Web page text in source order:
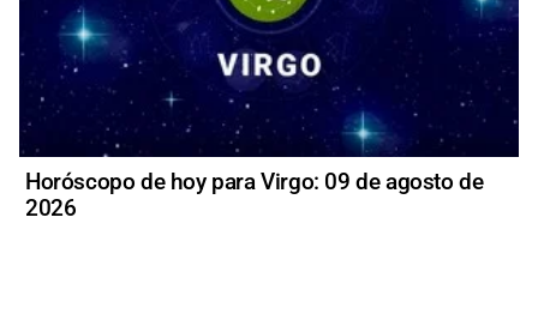
Horóscopo de hoy para Virgo: 09 de agosto de
2026